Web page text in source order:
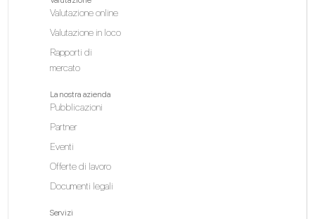
Valutazione online
Valutazione in loco
Rapporti di
mercato
La nostra azienda
Pubblicazioni
Partner
Eventi
Offerte di lavoro
Documenti legali
Servizi